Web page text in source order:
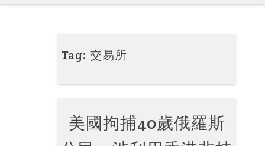
Tag:交易所
美國拘捕40歲俄羅斯